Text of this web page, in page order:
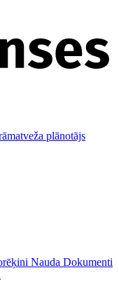
plānotājs
Nauda Dokumenti